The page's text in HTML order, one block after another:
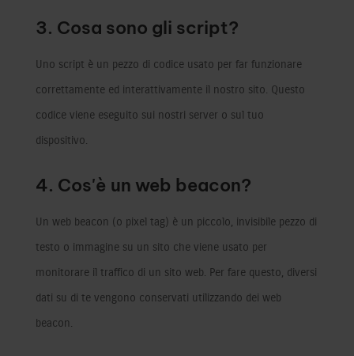
3. Cosa sono gli script?
Uno script è un pezzo di codice usato per far funzionare
correttamente ed interattivamente il nostro sito. Questo
codice viene eseguito sui nostri server o sul tuo
dispositivo.
4. Cos'è un web beacon?
Un web beacon (o pixel tag) è un piccolo, invisibile pezzo di
testo o immagine su un sito che viene usato per
monitorare il traffico di un sito web. Per fare questo, diversi
dati su di te vengono conservati utilizzando dei web
beacon.